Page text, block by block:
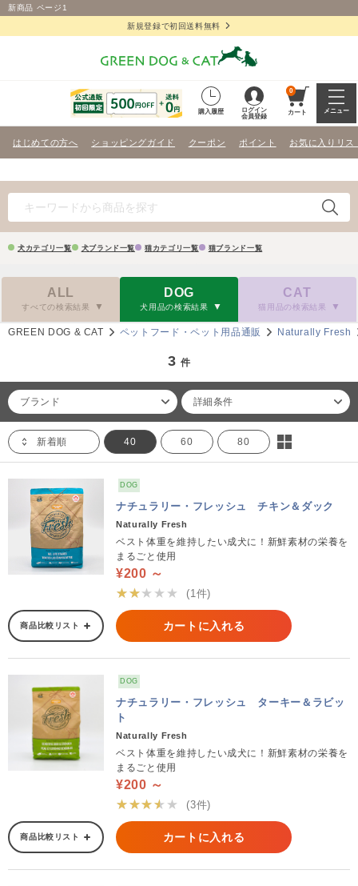
新商品 ページ1
新規登録で初回送料無料
購入履歴
ログイン
会員登録
0
カート メニュー
はじめての方へ ショッピングガイド クーポン ポイント お気に入りリス
犬カテゴリ一覧 犬ブランド一覧 猫カテゴリ一覧 猫ブランド一覧
ALL
すべての検索結果
DOG
犬用品の検索結果
CAT
猫用品の検索結果
GREEN DOG & CAT ペットフード・ペット用品通販 Naturally Fresh
3 件
ブランド 詳細条件
新着順 40 60 80
DOG
ナチュラリー・フレッシュ チキン＆ダック
Naturally Fresh
ベスト体重を維持したい成犬に！新鮮素材の栄養を
まるごと使用
¥200 ～
★★★★★
(1件)
商品比較リスト カートに入れる
DOG
ナチュラリー・フレッシュ ターキー＆ラビッ
ト
Naturally Fresh
ベスト体重を維持したい成犬に！新鮮素材の栄養を
まるごと使用
¥200 ～
★★★★★
(3件)
商品比較リスト カートに入れる